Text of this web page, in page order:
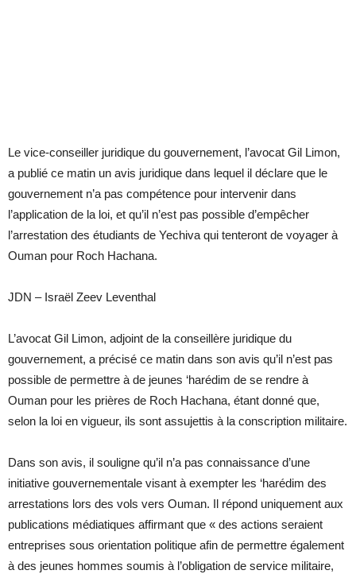
Le vice-conseiller juridique du gouvernement, l’avocat Gil Limon,
a publié ce matin un avis juridique dans lequel il déclare que le
gouvernement n’a pas compétence pour intervenir dans
l’application de la loi, et qu’il n’est pas possible d’empêcher
l’arrestation des étudiants de Yechiva qui tenteront de voyager à
Ouman pour Roch Hachana.
JDN – Israël Zeev Leventhal
L’avocat Gil Limon, adjoint de la conseillère juridique du
gouvernement, a précisé ce matin dans son avis qu’il n’est pas
possible de permettre à de jeunes ‘harédim de se rendre à
Ouman pour les prières de Roch Hachana, étant donné que,
selon la loi en vigueur, ils sont assujettis à la conscription militaire.
Dans son avis, il souligne qu’il n’a pas connaissance d’une
initiative gouvernementale visant à exempter les ‘harédim des
arrestations lors des vols vers Ouman. Il répond uniquement aux
publications médiatiques affirmant que « des actions seraient
entreprises sous orientation politique afin de permettre également
à des jeunes hommes soumis à l’obligation de service militaire,